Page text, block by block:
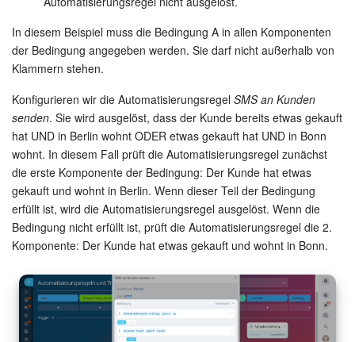
In diesem Beispiel muss die Bedingung A in allen Komponenten
der Bedingung angegeben werden. Sie darf nicht außerhalb von
Klammern stehen.
Konfigurieren wir die Automatisierungsregel SMS an Kunden
senden. Sie wird ausgelöst, dass der Kunde bereits etwas gekauft
hat UND in Berlin wohnt ODER etwas gekauft hat UND in Bonn
wohnt. In diesem Fall prüft die Automatisierungsregel zunächst
die erste Komponente der Bedingung: Der Kunde hat etwas
gekauft und wohnt in Berlin. Wenn dieser Teil der Bedingung
erfüllt ist, wird die Automatisierungsregel ausgelöst. Wenn die
Bedingung nicht erfüllt ist, prüft die Automatisierungsregel die 2.
Komponente: Der Kunde hat etwas gekauft und wohnt in Bonn.